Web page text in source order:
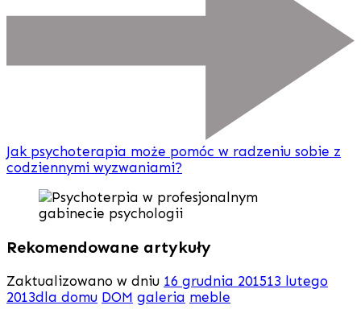
Jak psychoterapia może pomóc w radzeniu sobie z
codziennymi wyzwaniami?
Rekomendowane artykuły
Zaktualizowano w dniu 16 grudnia 201513 lutego
2013dla domu DOM galeria meble